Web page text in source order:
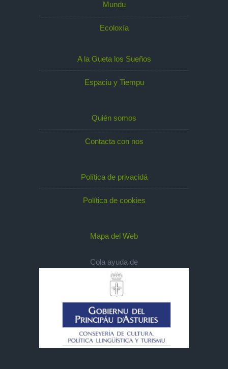
Mundu
Ecoloxía
A la Gueta los Sueños
Espaciu y Tiempu
Quién somos
Contacta con nos
Política de privacidá
Política de cookies
Mapa del Web
Cola ayuda de